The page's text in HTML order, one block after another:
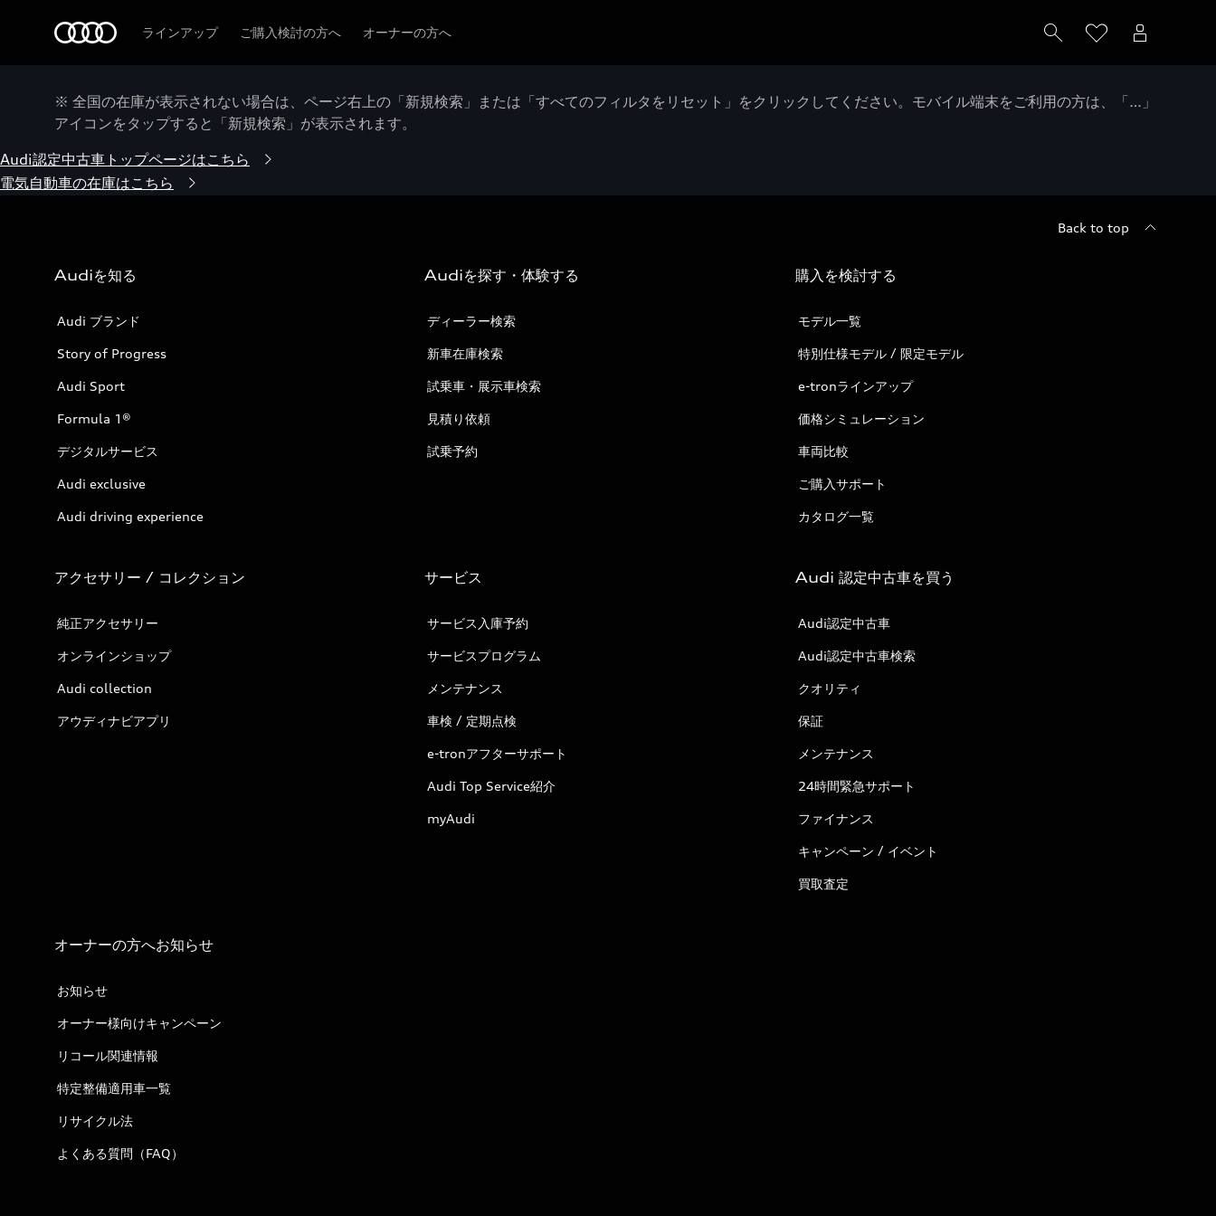
ラインアップ ご購入検討の方へ オーナーの方へ
※ 全国の在庫が表示されない場合は、ページ右上の「新規検索」または「すべてのフィルタをリセット」をクリックしてください。モバイル端末をご利用の方は、「…」
アイコンをタップすると「新規検索」が表示されます。
Audi認定中古車トップページはこちら
電気自動車の在庫はこちら
Back to top
Audiを知る
Audi ブランド
Story of Progress
Audi Sport
Formula 1®
デジタルサービス
Audi exclusive
Audi driving experience
Audiを探す・体験する
ディーラー検索
新車在庫検索
試乗車・展示車検索
見積り依頼
試乗予約
購入を検討する
モデル一覧
特別仕様モデル / 限定モデル
e-tronラインアップ
価格シミュレーション
車両比較
ご購入サポート
カタログ一覧
アクセサリー / コレクション
純正アクセサリー
オンラインショップ
Audi collection
アウディナビアプリ
サービス
サービス入庫予約
サービスプログラム
メンテナンス
車検 / 定期点検
e-tronアフターサポート
Audi Top Service紹介
myAudi
Audi 認定中古車を買う
Audi認定中古車
Audi認定中古車検索
クオリティ
保証
メンテナンス
24時間緊急サポート
ファイナンス
キャンペーン / イベント
買取査定
オーナーの方へお知らせ
お知らせ
オーナー様向けキャンペーン
リコール関連情報
特定整備適用車一覧
リサイクル法
よくある質問（FAQ）